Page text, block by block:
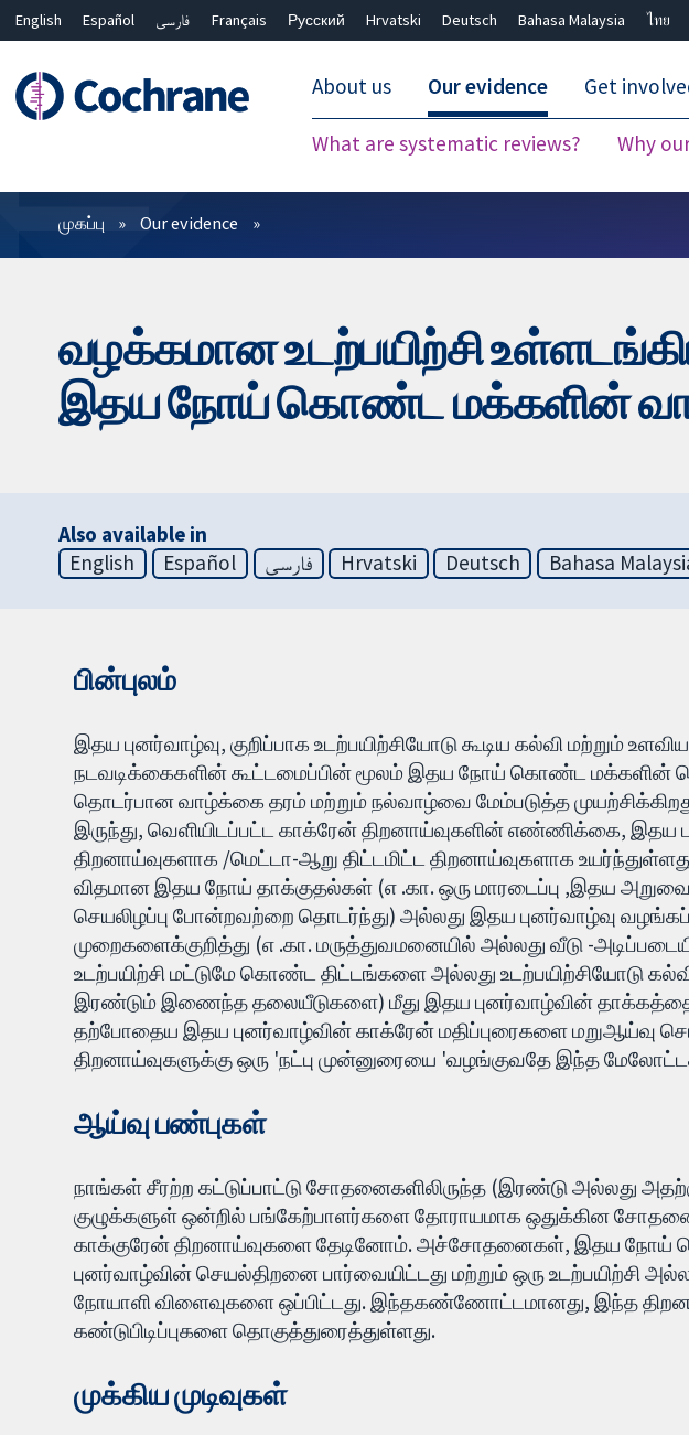
English Español فارسی Français Русский Hrvatski Deutsch Bahasa Malaysia ไทย
About us Our evidence
What are systematic reviews? Why
Get
வடிகட்டிகள்
முகப்பு Our evidence
வழக்கமான உடற்பயிற்சி
இதய நோய் கொண்ட மக்களின்
Also available in
English
Español فارسی Hrvatski Deutsch Bahasa
பின்புலம்
இதய புனர்வாழ்வு, குறிப்பாக உடற்பயிற்சியோடு கூடிய கல்வி மற்றும்
நடவடிக்கைகளின் கூட்டமைப்பின் மூலம் இதய நோய் கொண்ட மக்களின்
தொடர்பான வாழ்க்கை தரம் மற்றும் நல்வாழ்வை மேம்படுத்த முயற்சிக்கிறது.
இருந்து, வெளியிடப்பட்ட காக்ரேன் திறனாய்வுகளின் எண்ணிக்கை, இதய
திறனாய்வுகளாக /மெட்டா-ஆறு திட்டமிட்ட திறனாய்வுகளாக
விதமான இதய நோய் தாக்குதல்கள் (எ .கா. ஒரு மாரடைப்பு ,இதய
செயலிழப்பு போன்றவற்றை தொடர்ந்து) அல்லது இதய புனர்வாழ்வு
முறைகளைக்குறித்து (எ .கா. மருத்துவமனையில் அல்லது வீடு -
உடற்பயிற்சி மட்டுமே கொண்ட திட்டங்களை அல்லது உடற்பயிற்சியோடு
இரண்டும் இணைந்த தலையீடுகளை) மீது இதய புனர்வாழ்வின் தாக்கத்தை
தற்போதைய இதய புனர்வாழ்வின் காக்ரேன் மதிப்புரைகளை மறுஆய்வு
திறனாய்வுகளுக்கு ஒரு 'நட்பு முன்னுரையை 'வழங்குவதே இந்த
ஆய்வு பண்புகள்
நாங்கள் சீரற்ற கட்டுப்பாட்டு சோதனைகளிலிருந்த (இரண்டு அல்லது
குழுக்களுள் ஒன்றில் பங்கேற்பாளர்களை தோராயமாக ஒதுக்கின
காக்குரேன் திறனாய்வுகளை தேடினோம். அச்சோதனைகள், இதய நோய்
புனர்வாழ்வின் செயல்திறனை பார்வையிட்டது மற்றும் ஒரு உடற்பயிற்சி
நோயாளி விளைவுகளை ஒப்பிட்டது. இந்தகண்ணோட்டமானது, இந்த
கண்டுபிடிப்புகளை தொகுத்துரைத்துள்ளது.
முக்கிய முடிவுகள்